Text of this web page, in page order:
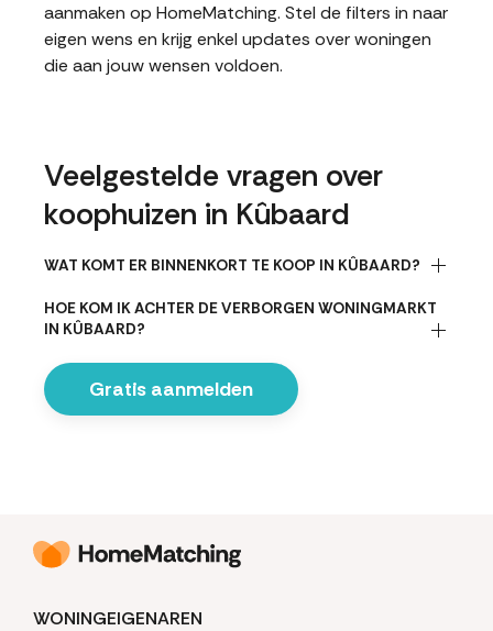
aanmaken op HomeMatching. Stel de filters in naar
eigen wens en krijg enkel updates over woningen
die aan jouw wensen voldoen.
Veelgestelde vragen over
koophuizen in Kûbaard
WAT KOMT ER BINNENKORT TE KOOP IN KÛBAARD?
HOE KOM IK ACHTER DE VERBORGEN WONINGMARKT
IN KÛBAARD?
Gratis aanmelden
WONINGEIGENAREN